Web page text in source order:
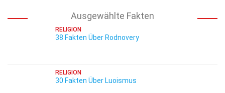
Ausgewählte Fakten
RELIGION
38 Fakten Über Rodnovery
RELIGION
30 Fakten Über Luoismus